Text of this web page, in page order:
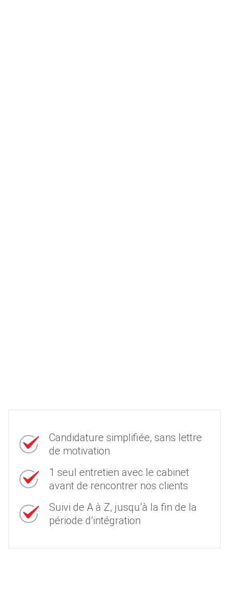
Candidature simplifiée, sans lettre
de motivation
1 seul entretien avec le cabinet
avant de rencontrer nos clients
Suivi de A à Z, jusqu’à la fin de la
période d’intégration